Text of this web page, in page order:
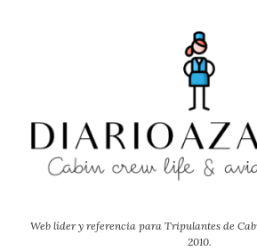
Web líder y referencia para Tripulantes de
2010.